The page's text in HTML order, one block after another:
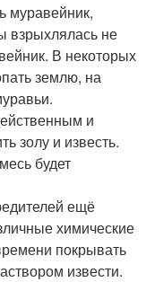
муравейник,
взрыхлялась не
В некоторых
землю, на
и
золу и известь.
будет
ещё
химические
покрывать
извести.